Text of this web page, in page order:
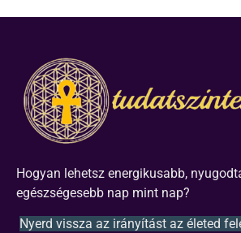
Hogyan lehetsz energikusabb,
egészségesebb nap mint nap?
Nyerd vissza az irányítást az életed